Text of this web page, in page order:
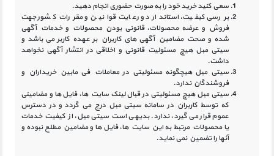
سعی کنید خرید خود را به صورت حضوری انجام دهید.
بررسی کیفیت، استاندارد و رعایت قوانین و مقررات کشور جهت
فروش و عرضه محصولات، قانونی بودن محصولات و خدمات آگهی
شده و صحت مضامین آگهی‏ های کاربران بر عهده کاربر می باشد و
سیتی مبل هیچ مسئولیت قانونی و اخلاقی در انتشار آگهی نخواهد
داشت.
سیتی مبل هیچگونه مسئولیتی در معاملات فی مابین خریداران و
فروشندگان ندارد.
سیتی مبل هیچ مسئولیتی در قبال لینک‏ سایت ‏ها، فایل ‏ها و مضامینی
که توسط کاربران در سامانه‏ سیتی مبل درج می گردد و در دسترس
عموم قرار می گیرد، ندارد. بدیهی است سیتی مبل، از کیفیت خدمات
یا محصولات مرتبط به این سایت‏ ها، فایل ها و مضامین مطلع نبوده و
آنها را تضمین نمی نماید.